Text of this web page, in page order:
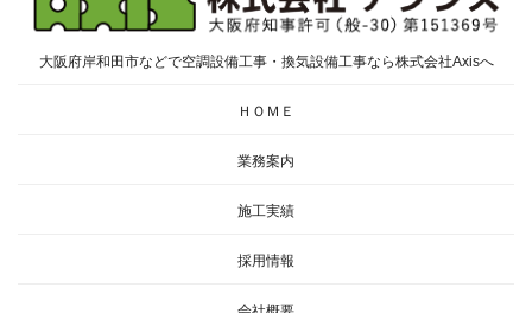
大阪府岸和田市などで空調設備工事・換気設備工事なら株式会社Axisへ
ＨＯＭＥ
業務案内
施工実績
採用情報